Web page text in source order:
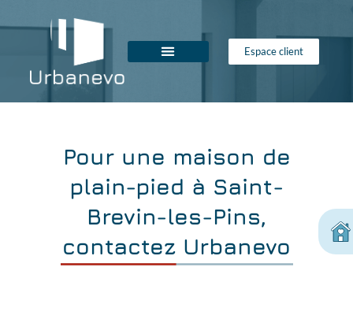
Espace client
Pour une maison de
plain-pied à Saint-
Brevin-les-Pins,
contactez Urbanevo